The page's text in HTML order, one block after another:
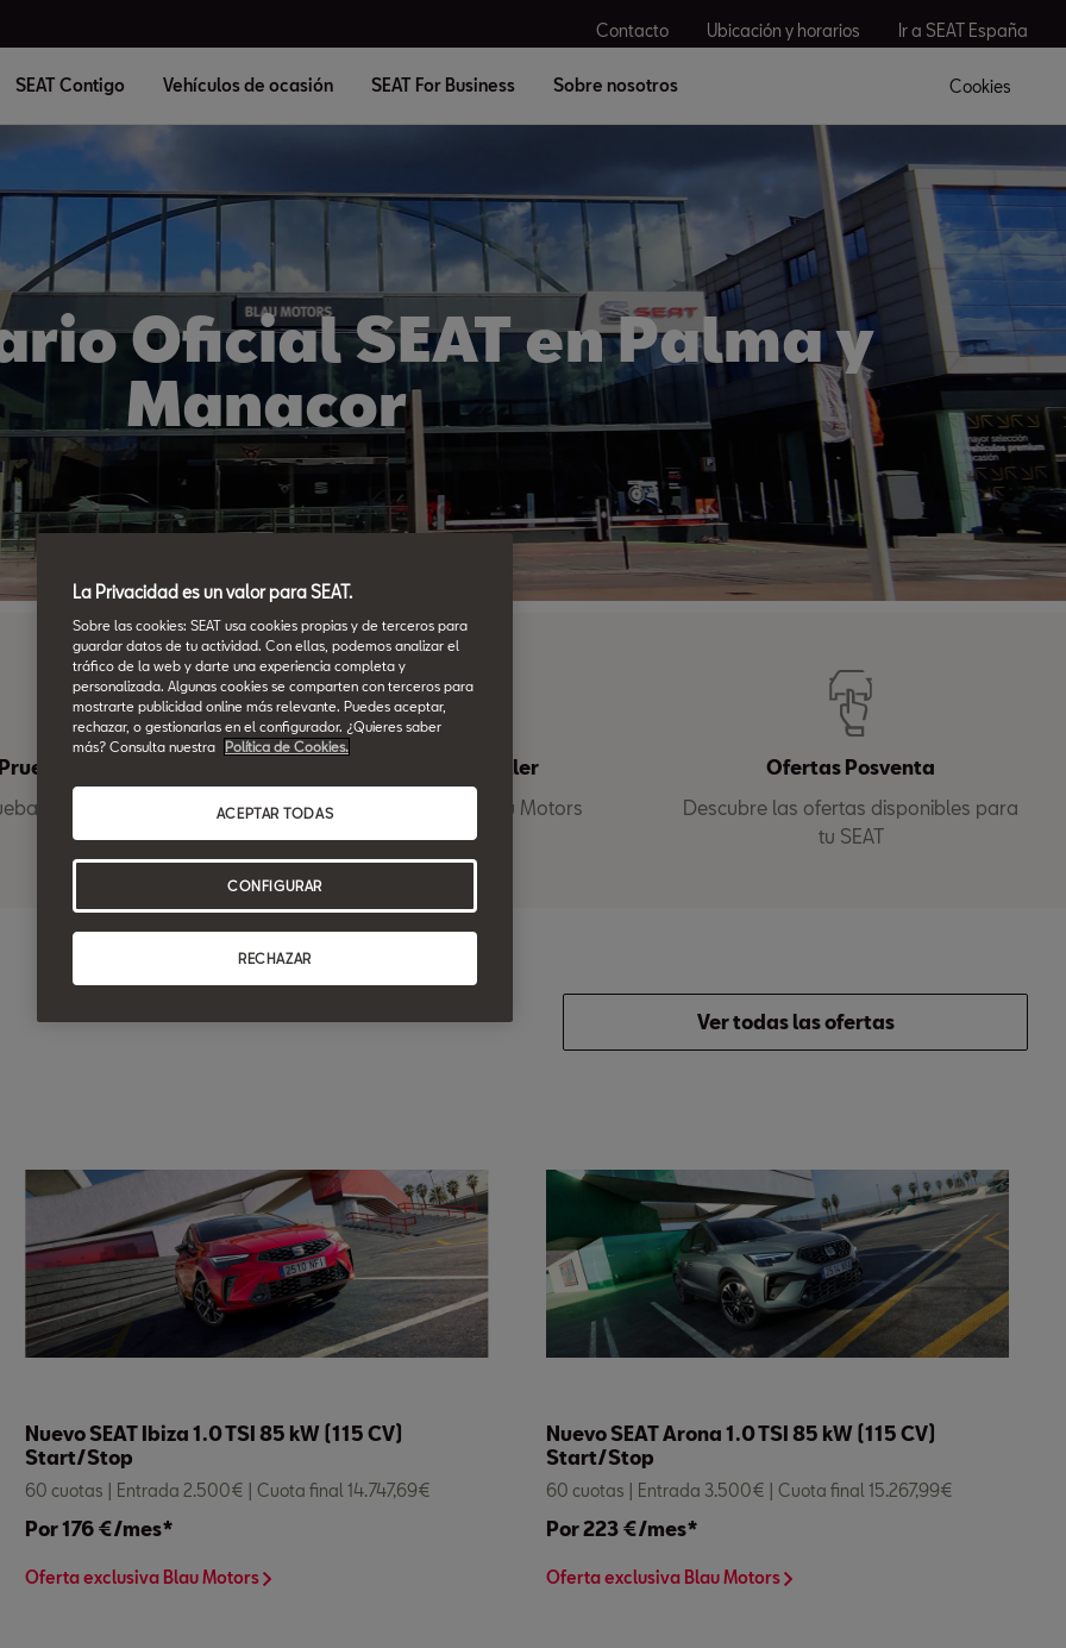
Contacto Ubicación y horarios Ir a SEAT España
SEAT Contigo Vehículos de ocasión SEAT For Business Sobre nosotros Cookies
Oficial SEAT en Palma y
Manacor
Prueba tu SEAT
de conducción
Pedir Cita Taller
Solicitar cita en Blau Motors
Ofertas Posventa
Descubre las ofertas disponibles para
tu SEAT
Ver todas las ofertas
Nuevo SEAT Ibiza 1.0 TSI 85 kW (115 CV)
Start/Stop
60 cuotas | Entrada 2.500€ | Cuota final 14.747,69€
Por 176 €/mes*
Oferta exclusiva Blau Motors
Nuevo SEAT Arona 1.0 TSI 85 kW (115 CV)
Start/Stop
60 cuotas | Entrada 3.500€ | Cuota final 15.267,99€
Por 223 €/mes*
Oferta exclusiva Blau Motors
La Privacidad es un valor para SEAT.
Sobre las cookies: SEAT usa cookies propias y de terceros para
guardar datos de tu actividad. Con ellas, podemos analizar el
tráfico de la web y darte una experiencia completa y
personalizada. Algunas cookies se comparten con terceros para
mostrarte publicidad online más relevante. Puedes aceptar,
rechazar, o gestionarlas en el configurador. ¿Quieres saber
más? Consulta nuestra
Política de Cookies.
RECHAZAR
ACEPTAR TODAS
CONFIGURAR